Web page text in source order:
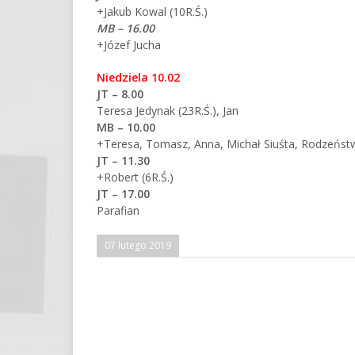
+Jakub Kowal (10R.Ś.)
MB – 16.00
+Józef Jucha
Niedziela 10.02
JT – 8.00
Teresa Jedynak (23R.Ś.), Jan
MB – 10.00
+Teresa, Tomasz, Anna, Michał Siuśta,
JT – 11.30
+Robert (6R.Ś.)
JT – 17.00
Parafian
07 lutego 2019